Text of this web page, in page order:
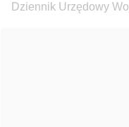
Dziennik Urzędowy